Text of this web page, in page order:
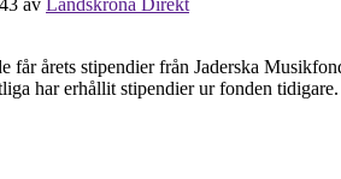
får årets stipendier från Jaderska
har erhållit stipendier ur fonden